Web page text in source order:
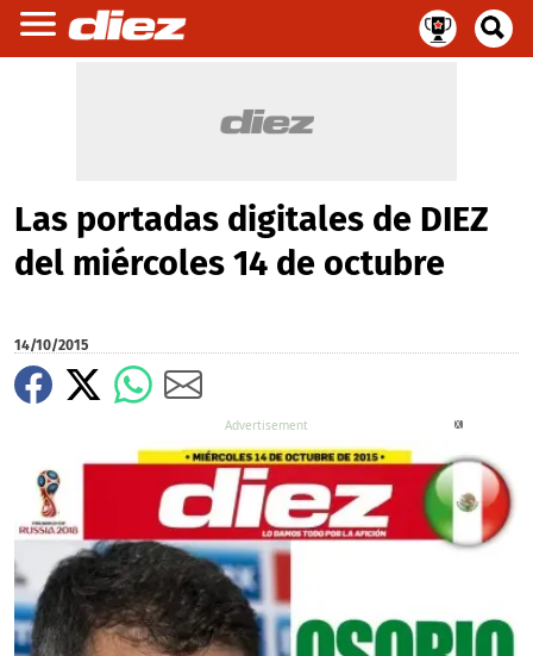
Las portadas digitales de DIEZ
del miércoles 14 de octubre
14/10/2015
X